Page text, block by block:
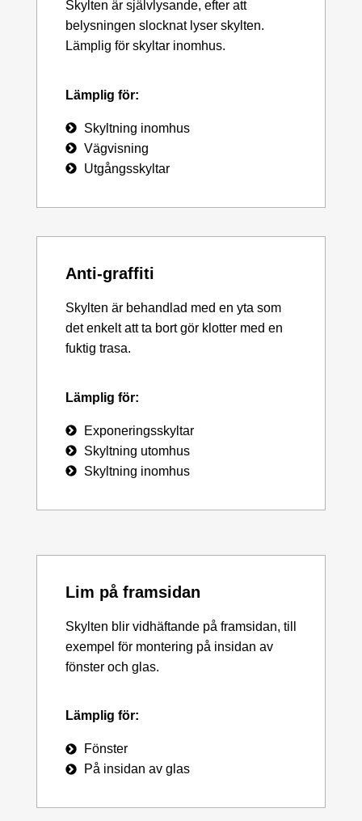
Skylten är självlysande, efter att
belysningen slocknat lyser skylten.
Lämplig för skyltar inomhus.
Lämplig för:
Skyltning inomhus
Vägvisning
Utgångsskyltar
Anti-graffiti
Skylten är behandlad med en yta som
det enkelt att ta bort gör klotter med en
fuktig trasa.
Lämplig för:
Exponeringsskyltar
Skyltning utomhus
Skyltning inomhus
Lim på framsidan
Skylten blir vidhäftande på framsidan, till
exempel för montering på insidan av
fönster och glas.
Lämplig för:
Fönster
På insidan av glas